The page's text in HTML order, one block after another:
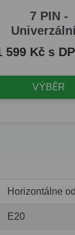
7 PIN -
599 Kč s
VÝBĚR
Horizontálne
E20